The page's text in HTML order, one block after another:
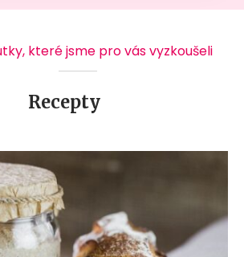
které jsme pro vás vyzkoušeli
Recepty